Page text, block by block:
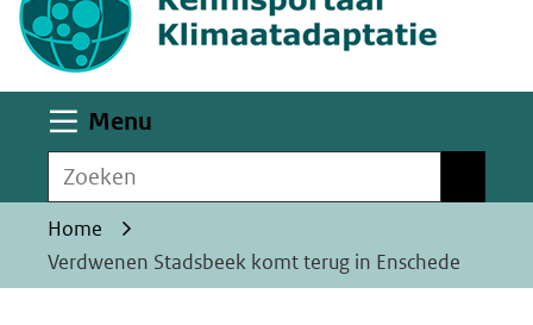
deze
website
worden
toegestaan
geweigerd.
Menu
Zoeken
Home
Verdwenen Stadsbeek komt terug in Enschede